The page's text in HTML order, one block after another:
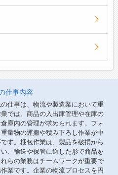
仕事内容
仕事は、物流や製造業において重
では、商品の入出庫管理や在庫の
庫内の管理が求められます。フォ
量物の運搬や積み下ろし作業が中
す。梱包作業は、製品を破損から
、輸送や保管に適した形で商品を
らの業務はチームワークが重要で
業です。企業の物流プロセスを円